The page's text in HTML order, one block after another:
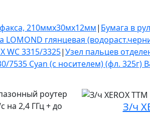
210ммx30мx12мм| Бумага в
LOMOND глянцевая
WC 3315/3325|Узел пальцев
7535 Cyan (c носителем) (фл. 325г)
З/ч